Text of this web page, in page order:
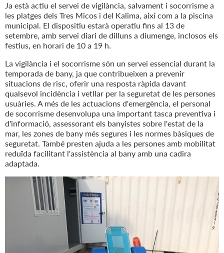
Ja està actiu el servei de vigilància, salvament i socorrisme a
les platges dels Tres Micos i del Kalima, així com a la piscina
municipal. El dispositiu estarà operatiu fins al 13 de
setembre, amb servei diari de dilluns a diumenge, inclosos els
festius, en horari de 10 a 19 h.
La vigilància i el socorrisme són un servei essencial durant la
temporada de bany, ja que contribueixen a prevenir
situacions de risc, oferir una resposta ràpida davant
qualsevol incidència i vetllar per la seguretat de les persones
usuàries. A més de les actuacions d'emergència, el personal
de socorrisme desenvolupa una important tasca preventiva i
d'informació, assessorant els banyistes sobre l'estat de la
mar, les zones de bany més segures i les normes bàsiques de
seguretat. També presten ajuda a les persones amb mobilitat
reduïda facilitant l'assistència al bany amb una cadira
adaptada.